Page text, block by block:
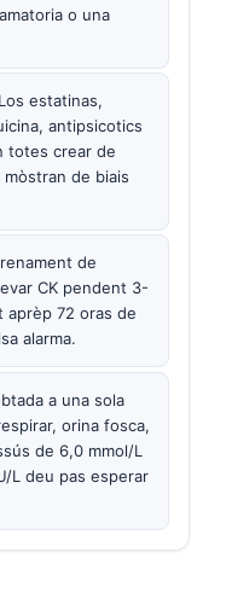
o una
estatinas,
antipsicotics
totes crear de
de biais
de
CK pendent 3-
72 oras de
alarma.
a una sola
orina fosca,
de 6,0 mmol/L
L deu pas esperar